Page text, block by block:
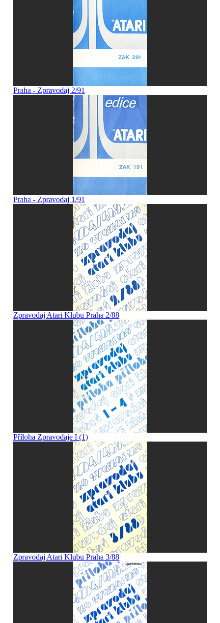
Praha - Zpravodaj 2/91
Praha - Zpravodaj 1/91
Zpravodaj Atari Klubu Praha 2/88
Příloha Zpravodaje I (1)
Zpravodaj Atari Klubu Praha 3/88